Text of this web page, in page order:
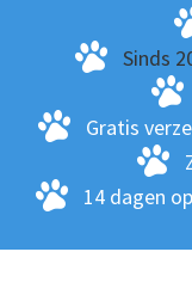
Sinds
Gratis
14 dagen